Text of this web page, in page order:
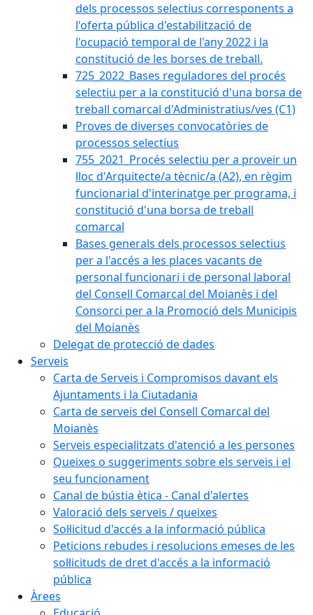
dels processos selectius corresponents a
l'oferta pública d'estabilització de
l'ocupació temporal de l'any 2022 i la
constitució de les borses de treball.
725_2022_Bases reguladores del procés
selectiu per a la constitució d'una borsa de
treball comarcal d'Administratius/ves (C1)
Proves de diverses convocatòries de
processos selectius
755_2021_Procés selectiu per a proveir un
lloc d'Arquitecte/a tècnic/a (A2), en règim
funcionarial d'interinatge per programa, i
constitució d'una borsa de treball
comarcal
Bases generals dels processos selectius
per a l'accés a les places vacants de
personal funcionari i de personal laboral
del Consell Comarcal del Moianès i del
Consorci per a la Promoció dels Municipis
del Moianès
Delegat de protecció de dades
Serveis
Carta de Serveis i Compromisos davant els
Ajuntaments i la Ciutadania
Carta de serveis del Consell Comarcal del
Moianès
Serveis especialitzats d'atenció a les persones
Queixes o suggeriments sobre els serveis i el
seu funcionament
Canal de bústia ètica - Canal d'alertes
Valoració dels serveis / queixes
Sol·licitud d'accés a la informació pública
Peticions rebudes i resolucions emeses de les
sol·licituds de dret d'accés a la informació
pública
Àrees